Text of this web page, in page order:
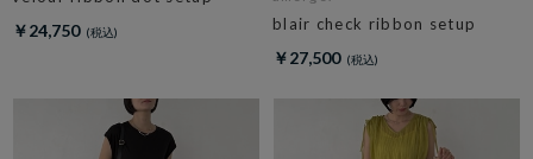
￥24,750 blair check ribbon setup
￥27,500